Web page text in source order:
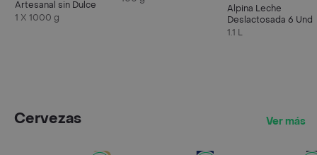
Artesanal sin Dulce
1 X 1000 g
Alpina Leche
Deslactosada 6 Und
1.1 L
Cervezas Ver más